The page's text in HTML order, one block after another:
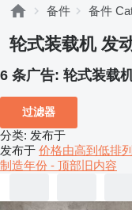
备件 备件
轮式装载机 发
6 条广告: 轮式装载
过滤器
分类: 发布于
发布于 价格由高到低排列
制造年份 - 顶部旧内容